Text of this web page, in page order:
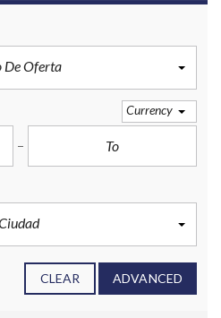
De Oferta
Currency
CLEAR ADVANCED